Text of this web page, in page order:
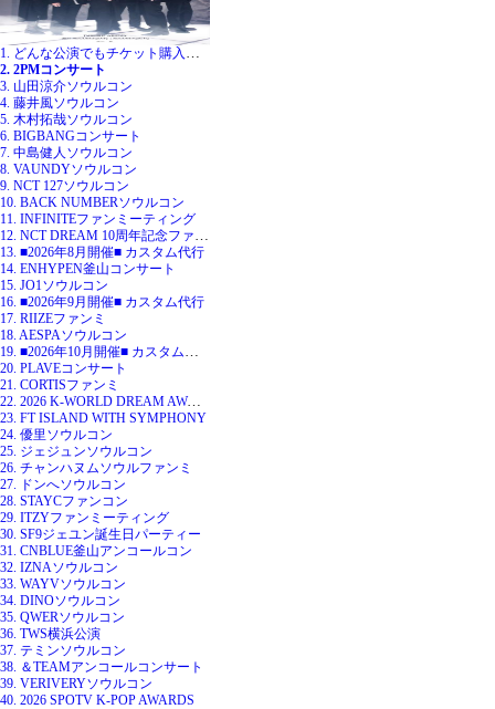
1. どんな公演でもチケット購入代行
2. 2PMコンサート
3. 山田涼介ソウルコン
4. 藤井風ソウルコン
5. 木村拓哉ソウルコン
6. BIGBANGコンサート
7. 中島健人ソウルコン
8. VAUNDYソウルコン
9. NCT 127ソウルコン
10. BACK NUMBERソウルコン
11. INFINITEファンミーティング
12. NCT DREAM 10周年記念ファンミ
13. ■2026年8月開催■ カスタム代行
14. ENHYPEN釜山コンサート
15. JO1ソウルコン
16. ■2026年9月開催■ カスタム代行
17. RIIZEファンミ
18. AESPAソウルコン
19. ■2026年10月開催■ カスタム代行
20. PLAVEコンサート
21. CORTISファンミ
22. 2026 K-WORLD DREAM AWARDS
23. FT ISLAND WITH SYMPHONY
24. 優里ソウルコン
25. ジェジュンソウルコン
26. チャンハヌムソウルファンミ
27. ドンへソウルコン
28. STAYCファンコン
29. ITZYファンミーティング
30. SF9ジェユン誕生日パーティー
31. CNBLUE釜山アンコールコン
32. IZNAソウルコン
33. WAYVソウルコン
34. DINOソウルコン
35. QWERソウルコン
36. TWS横浜公演
37. テミンソウルコン
38. ＆TEAMアンコールコンサート
39. VERIVERYソウルコン
40. 2026 SPOTV K-POP AWARDS